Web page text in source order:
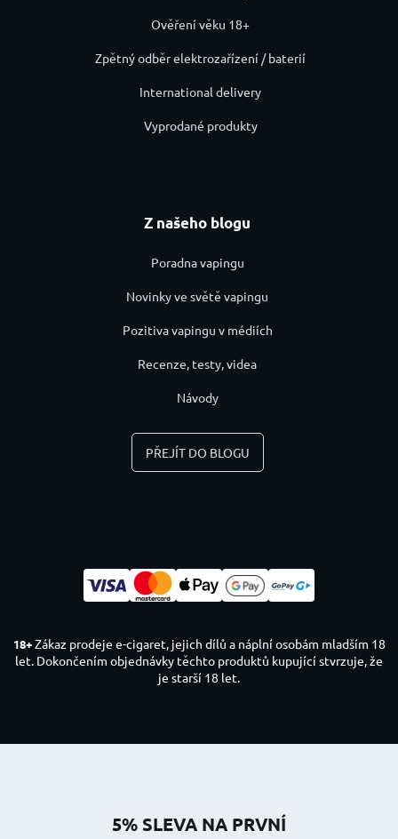
Ověření věku 18+
Zpětný odběr elektrozařízení / baterií
International delivery
Vyprodané produkty
Z našeho blogu
Poradna vapingu
Novinky ve světě vapingu
Pozitiva vapingu v médiích
Recenze, testy, videa
Návody
PŘEJÍT DO BLOGU
18+Zákaz prodeje e-cigaret, jejich dílů a náplní osobám mladším 18
let. Dokončením objednávky těchto produktů kupující stvrzuje, že
je starší 18 let.
5% SLEVA NA PRVNÍ